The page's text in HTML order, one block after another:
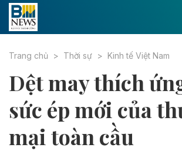
Trang chủ Thời sự Kinh tế Việt Nam
Dệt may thích
sức ép mới của
mại toàn cầu